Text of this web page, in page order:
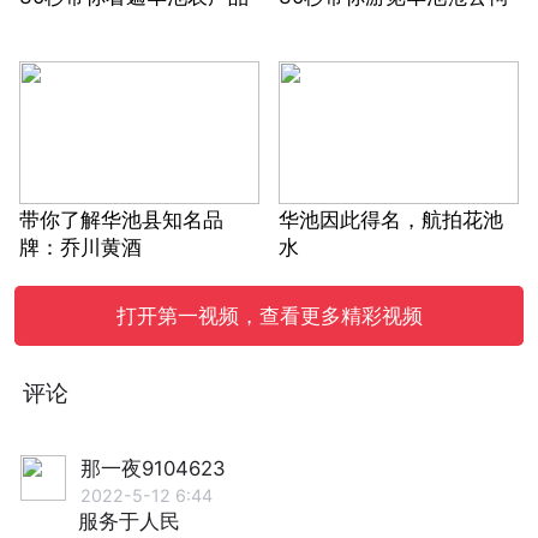
带你了解华池县知名品
牌：乔川黄酒
华池因此得名，航拍花池
水
打开第一视频，查看更多精彩视频
评论
那一夜9104623
2022-5-12 6:44
服务于人民